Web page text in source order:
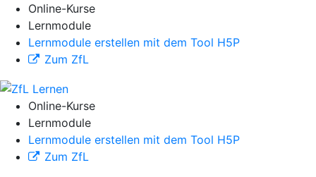
Online-Kurse
Lernmodule
Lernmodule erstellen mit dem Tool H5P
Zum ZfL
Online-Kurse
Lernmodule
Lernmodule erstellen mit dem Tool H5P
Zum ZfL